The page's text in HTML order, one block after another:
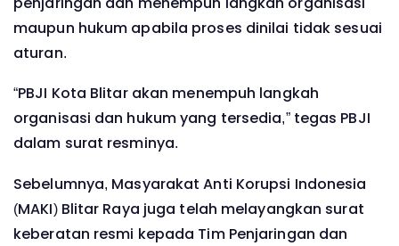
maupun hukum apabila proses dinilai tidak sesuai
aturan.
“PBJI Kota Blitar akan menempuh langkah
organisasi dan hukum yang tersedia,” tegas PBJI
dalam surat resminya.
Sebelumnya, Masyarakat Anti Korupsi Indonesia
(MAKI) Blitar Raya juga telah melayangkan surat
keberatan resmi kepada Tim Penjaringan dan